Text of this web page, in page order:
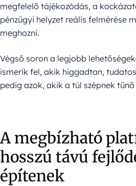
megfelelő tájékozódás, a
pénzügyi helyzet reális felmérése
meghozni.
Végső soron a legjobb
ismerik fel, akik higgadtan,
pedig azok, akik a túl szépnek
A megbízható
hosszú távú
építenek